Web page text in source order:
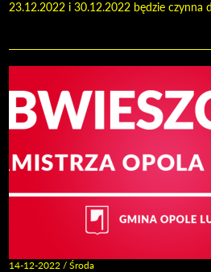
23.12.2022 i 30.12.2022 będzie czynna
14-12-2022 / Środa